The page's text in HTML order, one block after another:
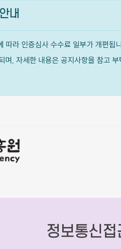
내
따라 인증심사 수수료 일부가 개편됩
, 자세한 내용은 공지사항을 참고
정보통신